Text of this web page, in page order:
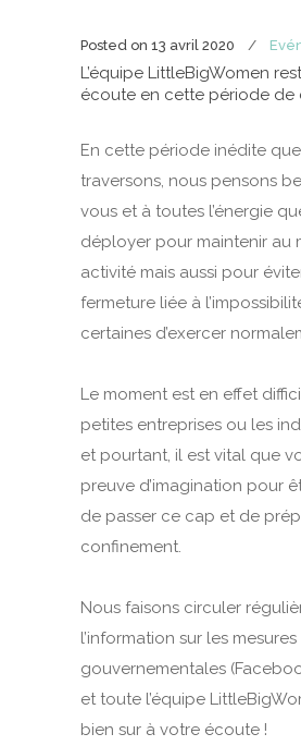
Posted on 13 avril 2020
L’équipe LittleBigWomen
écoute en cette période de
En cette période inédite
traversons, nous pensons
vous et à toutes l’énergie
déployer pour maintenir au
activité mais aussi pour
fermeture liée à
certaines d’exercer
Le moment est en effet
petites entreprises ou les
et pourtant, il est vital que
preuve d’imagination pour
de passer ce cap et de
confinement.
Nous faisons circuler
l’information sur les mesures
gouvernementales
et toute l’équipe
bien sur à votre écoute !